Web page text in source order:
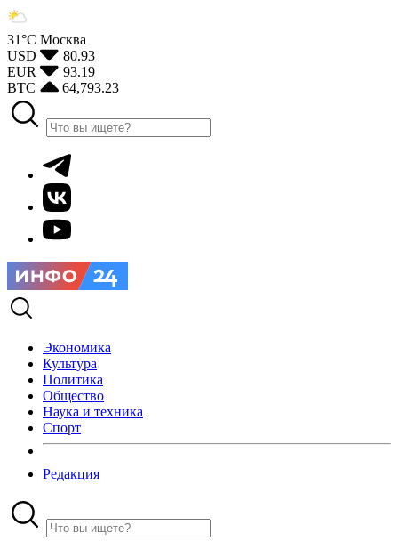
31°С Москва
USD
80.93
EUR
93.19
BTC
64,793.23
Экономика
Культура
Политика
Общество
Наука и техника
Спорт
Редакция